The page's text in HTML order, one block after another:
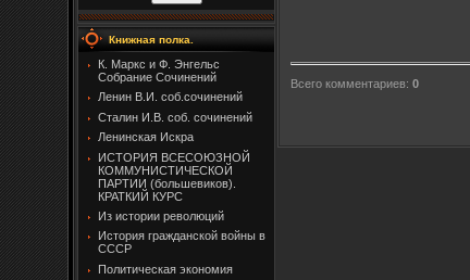
Книжная полка.
К. Маркс и Ф. Энгельс
Собрание Сочинений
Ленин В.И. соб.сочинений
Сталин И.В. соб. сочинений
Ленинская Искра
ИСТОРИЯ ВСЕСОЮЗНОЙ
КОММУНИСТИЧЕСКОЙ
ПАРТИИ (большевиков).
КРАТКИЙ КУРС
Из истории революций
История гражданской войны в
СССР
Политическая экономия
Всего комментариев: 0